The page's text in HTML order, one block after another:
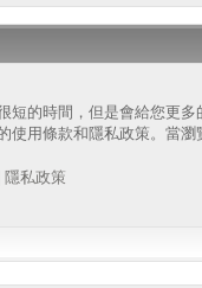
短的時間，但是會給您更多
使用條款和隱私政策。當瀏
隱私政策